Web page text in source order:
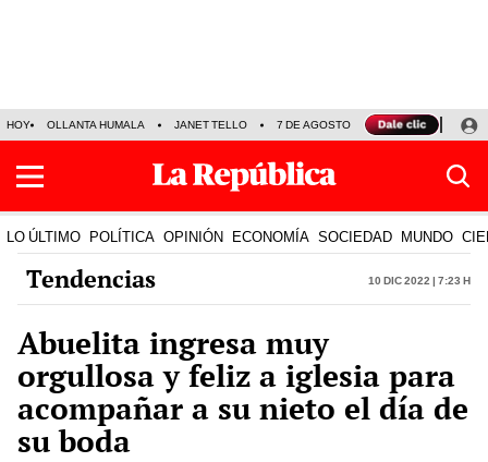
HOY OLLANTA HUMALA JANET TELLO 7 DE AGOSTO TINKA RESULTADOS
LO ÚLTIMO POLÍTICA OPINIÓN ECONOMÍA SOCIEDAD MUNDO
Tendencias 10 Dic 2022 | 7:23 h
Abuelita ingresa muy
orgullosa y feliz a iglesia para
acompañar a su nieto el día de
su boda